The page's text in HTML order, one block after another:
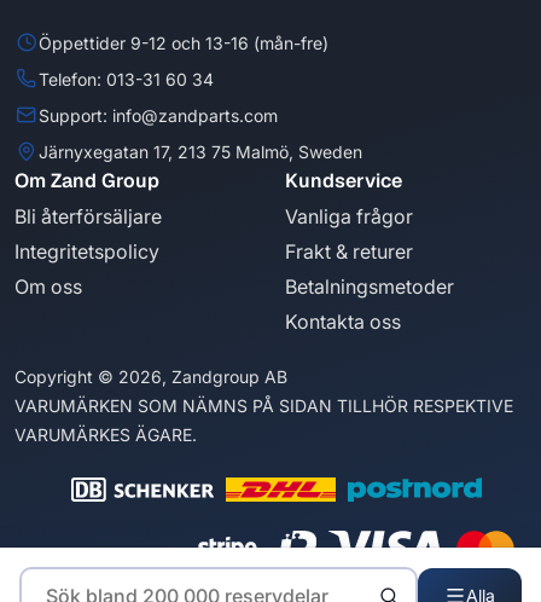
Alla
Öppettider 9-12 och 13-16 (mån-fre)
Telefon: 013-31 60 34
Support: info@zandparts.com
Järnyxegatan 17, 213 75 Malmö, Sweden
Om Zand Group
Bli återförsäljare
Integritetspolicy
Om oss
Kundservice
Vanliga frågor
Frakt & returer
Betalningsmetoder
Kontakta oss
Copyright © 2026, Zandgroup AB
VARUMÄRKEN SOM NÄMNS PÅ SIDAN TILLHÖR RESPEKTIVE
VARUMÄRKES ÄGARE.